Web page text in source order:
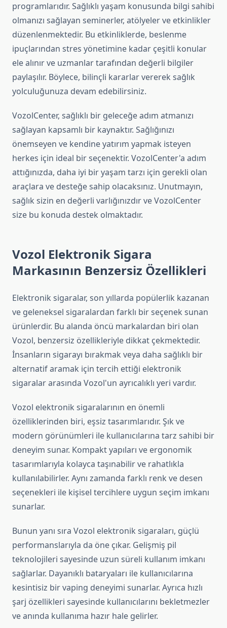
programlarıdır. Sağlıklı yaşam konusunda bilgi sahibi
olmanızı sağlayan seminerler, atölyeler ve etkinlikler
düzenlenmektedir. Bu etkinliklerde, beslenme
ipuçlarından stres yönetimine kadar çeşitli konular
ele alınır ve uzmanlar tarafından değerli bilgiler
paylaşılır. Böylece, bilinçli kararlar vererek sağlık
yolculuğunuza devam edebilirsiniz.
VozolCenter, sağlıklı bir geleceğe adım atmanızı
sağlayan kapsamlı bir kaynaktır. Sağlığınızı
önemseyen ve kendine yatırım yapmak isteyen
herkes için ideal bir seçenektir. VozolCenter'a adım
attığınızda, daha iyi bir yaşam tarzı için gerekli olan
araçlara ve desteğe sahip olacaksınız. Unutmayın,
sağlık sizin en değerli varlığınızdır ve VozolCenter
size bu konuda destek olmaktadır.
Vozol Elektronik Sigara
Markasının Benzersiz Özellikleri
Elektronik sigaralar, son yıllarda popülerlik kazanan
ve geleneksel sigaralardan farklı bir seçenek sunan
ürünlerdir. Bu alanda öncü markalardan biri olan
Vozol, benzersiz özellikleriyle dikkat çekmektedir.
İnsanların sigarayı bırakmak veya daha sağlıklı bir
alternatif aramak için tercih ettiği elektronik
sigaralar arasında Vozol'un ayrıcalıklı yeri vardır.
Vozol elektronik sigaralarının en önemli
özelliklerinden biri, eşsiz tasarımlarıdır. Şık ve
modern görünümleri ile kullanıcılarına tarz sahibi bir
deneyim sunar. Kompakt yapıları ve ergonomik
tasarımlarıyla kolayca taşınabilir ve rahatlıkla
kullanılabilirler. Aynı zamanda farklı renk ve desen
seçenekleri ile kişisel tercihlere uygun seçim imkanı
sunarlar.
Bunun yanı sıra Vozol elektronik sigaraları, güçlü
performanslarıyla da öne çıkar. Gelişmiş pil
teknolojileri sayesinde uzun süreli kullanım imkanı
sağlarlar. Dayanıklı bataryaları ile kullanıcılarına
kesintisiz bir vaping deneyimi sunarlar. Ayrıca hızlı
şarj özellikleri sayesinde kullanıcılarını bekletmezler
ve anında kullanıma hazır hale gelirler.